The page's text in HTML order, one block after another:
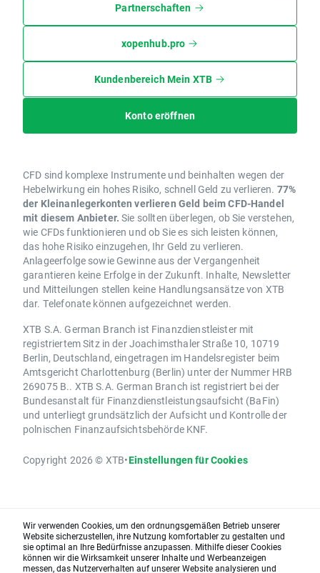
Partnerschaften
xopenhub.pro
Kundenbereich Mein XTB
Konto eröffnen
CFD sind komplexe Instrumente und beinhalten wegen der
Hebelwirkung ein hohes Risiko, schnell Geld zu verlieren. 77%
der Kleinanlegerkonten verlieren Geld beim CFD-Handel
mit diesem Anbieter. Sie sollten überlegen, ob Sie verstehen,
wie CFDs funktionieren und ob Sie es sich leisten können,
das hohe Risiko einzugehen, Ihr Geld zu verlieren.
Anlageerfolge sowie Gewinne aus der Vergangenheit
garantieren keine Erfolge in der Zukunft. Inhalte, Newsletter
und Mitteilungen stellen keine Handlungsansätze von XTB
dar. Telefonate können aufgezeichnet werden.
XTB S.A. German Branch ist Finanzdienstleister mit
registriertem Sitz in der Joachimsthaler Straße 10, 10719
Berlin, Deutschland, eingetragen im Handelsregister beim
Amtsgericht Charlottenburg (Berlin) unter der Nummer HRB
269075 B.. XTB S.A. German Branch ist registriert bei der
Bundesanstalt für Finanzdienstleistungsaufsicht (BaFin)
und unterliegt grundsätzlich der Aufsicht und Kontrolle der
polnischen Finanzaufsichtsbehörde KNF.
Copyright 2026 © XTB•Einstellungen für Cookies
Wir verwenden Cookies, um den ordnungsgemäßen Betrieb unserer
Website sicherzustellen, ihre Nutzung komfortabler zu gestalten und
sie optimal an Ihre Bedürfnisse anzupassen. Mithilfe dieser Cookies
können wir die Wirksamkeit unserer Inhalte und Werbeanzeigen
messen, das Nutzerverhalten auf unserer Website analysieren und